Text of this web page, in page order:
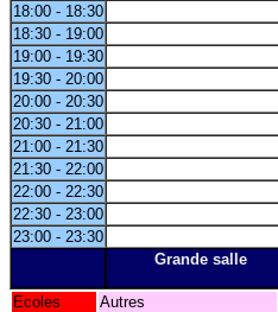
18:00 - 18:30
18:30 - 19:00
19:00 - 19:30
19:30 - 20:00
20:00 - 20:30
20:30 - 21:00
21:00 - 21:30
21:30 - 22:00
22:00 - 22:30
22:30 - 23:00
23:00 - 23:30
Grande salle
Ecoles Autres